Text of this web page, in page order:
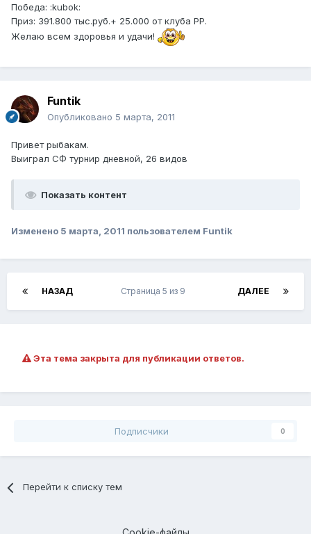
Победа: :kubok:
Приз: 391.800 тыс.руб.+ 25.000 от клуба РР.
Желаю всем здоровья и удачи!
Funtik
Опубликовано 5 марта, 2011
Привет рыбакам.
Выиграл СФ турнир дневной, 26 видов
Показать контент
Изменено 5 марта, 2011 пользователем Funtik
НАЗАД ДАЛЕЕ
Страница 5 из 9
Эта тема закрыта для публикации ответов.
Подписчики 0
Перейти к списку тем